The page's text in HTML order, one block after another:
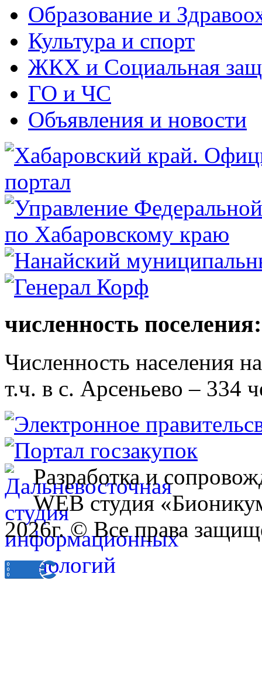
Образование и
Культура и спорт
ЖКХ и Социальная
ГО и ЧС
Объявления и новости
численность поселения:
Численность населения
т.ч. в с. Арсеньево – 334
Разработка и
WEB студия
2026г. © Все права